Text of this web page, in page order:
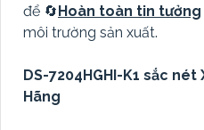
để 🔄Hoàn toàn tin tưởng
môi trường sản xuất.
DS-7204HGHI-K1 sắc
Hãng